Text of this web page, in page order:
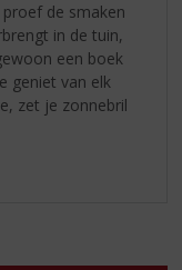
de smaken
in de tuin,
een boek
geniet van elk
zet je zonnebril